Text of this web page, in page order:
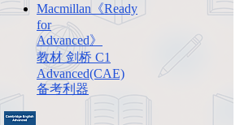
Macmillan《Ready
for
Advanced》
教材 剑桥 C1
Advanced(CAE)
备考利器